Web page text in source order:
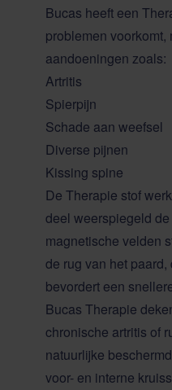
Bucas heeft een
problemen
aandoeningen zoals:
Artritis
Spierpijn
Schade aan weefsel
Diverse pijnen
Kissing spine
De Therapie stof
deel weerspiegeld
magnetische velden
de rug van het
bevordert een
Bucas Therapie
chronische artritis of
natuurlijke
voor- en interne